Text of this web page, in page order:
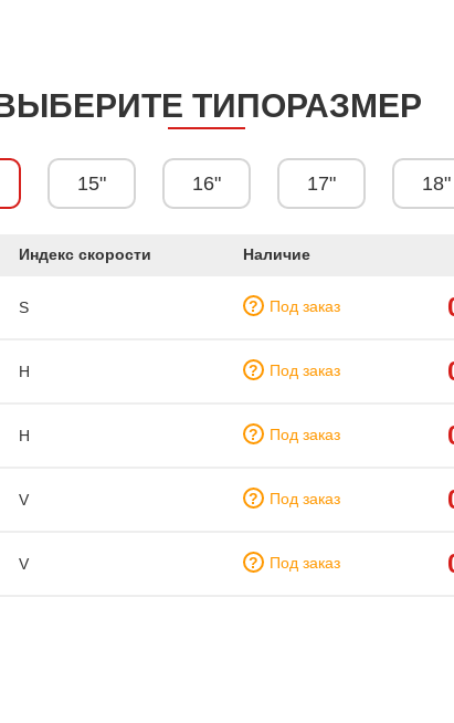
ТИПОРАЗМЕР
15" 16" 17" 18"
Индекс скорости Наличие
S Под заказ
H Под заказ
H Под заказ
V Под заказ
V Под заказ